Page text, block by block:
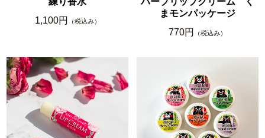
1,100円
（税込み）
まモンパッケージ
770円
（税込み）